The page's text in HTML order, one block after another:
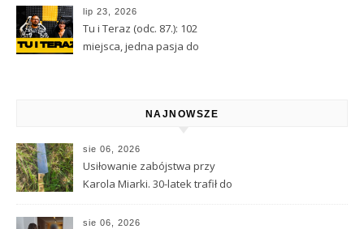
astrologii i przeznaczeniu
lip 23, 2026
Tu i Teraz (odc. 87.): 102
miejsca, jedna pasja do
NAJNOWSZE
sie 06, 2026
Usiłowanie zabójstwa przy
Karola Miarki. 30-latek trafił do
sie 06, 2026